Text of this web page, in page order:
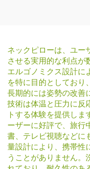
ネックピローは、ユー
させる実用的な利点が
エルゴノミクス設計に
を特に目的としており
長期的には姿勢の改善
技術は体温と圧力に反
トする体験を提供し
ーザーに好評で、旅行
書、テレビ視聴などに
量設計により、携帯性
うことがありません。